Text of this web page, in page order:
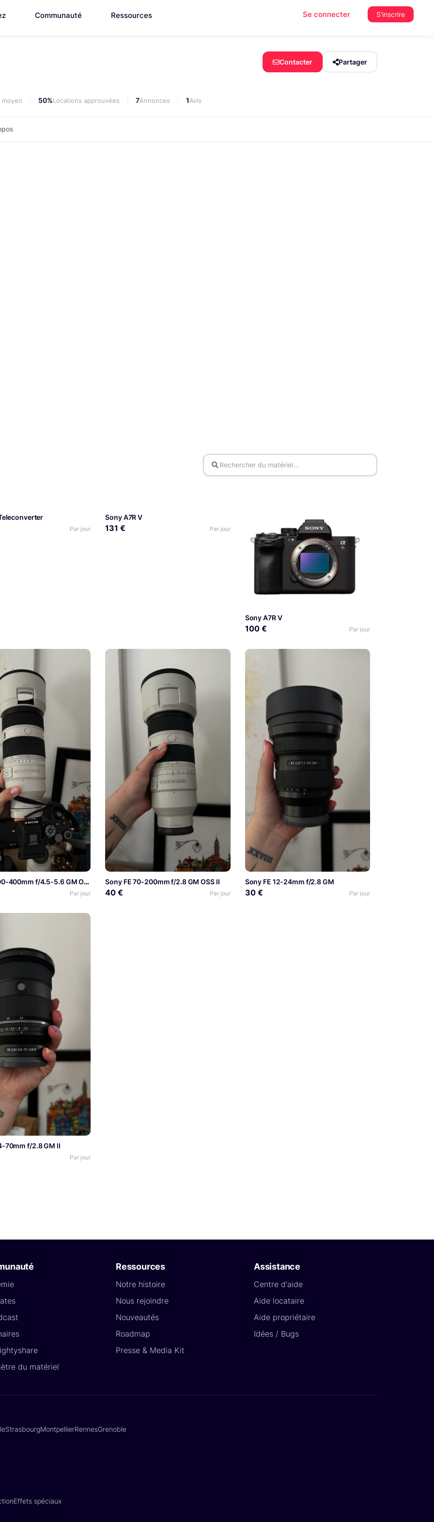
Communauté Ressources Se connecter S'inscrire
Contacter Partager
moyen 50%Locations approuvées 7Annonces 1Avis
Par jour
Sony A7R V
131 € Par jour
Sony A7R V
100 € Par jour
Sony FE 100-400mm f/4.5-5.6 GM OSS
Par jour
Sony FE 70-200mm f/2.8 GM OSS II
40 € Par jour
Sony FE 12-24mm f/2.8 GM
30 € Par jour
70mm f/2.8 GM II
Par jour
du matériel
Ressources
Notre histoire
Nous rejoindre
Nouveautés
Roadmap
Presse & Media Kit
Assistance
Centre d'aide
Aide locataire
Aide propriétaire
Idées / Bugs
StrasbourgMontpellierRennesGrenoble
Effets spéciaux